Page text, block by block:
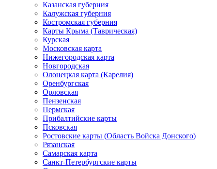
Казанская губерния
Калужская губерния
Костромская губерния
Карты Крыма (Таврическая)
Курская
Московская карта
Нижегородская карта
Новгородская
Олонецкая карта (Карелия)
Оренбургская
Орловская
Пензенская
Пермская
Прибалтийские карты
Псковская
Ростовские карты (Область Войска Донского)
Рязанская
Самарская карта
Санкт-Петербургские карты